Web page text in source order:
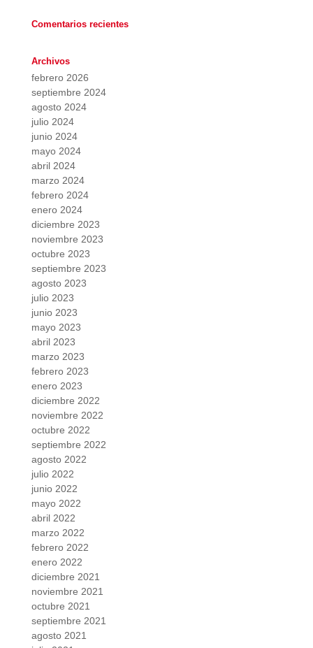
Comentarios recientes
Archivos
febrero 2026
septiembre 2024
agosto 2024
julio 2024
junio 2024
mayo 2024
abril 2024
marzo 2024
febrero 2024
enero 2024
diciembre 2023
noviembre 2023
octubre 2023
septiembre 2023
agosto 2023
julio 2023
junio 2023
mayo 2023
abril 2023
marzo 2023
febrero 2023
enero 2023
diciembre 2022
noviembre 2022
octubre 2022
septiembre 2022
agosto 2022
julio 2022
junio 2022
mayo 2022
abril 2022
marzo 2022
febrero 2022
enero 2022
diciembre 2021
noviembre 2021
octubre 2021
septiembre 2021
agosto 2021